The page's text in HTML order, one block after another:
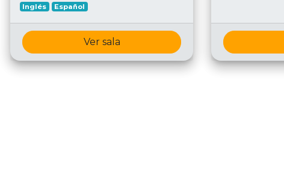
Inglés Español
Ver sala